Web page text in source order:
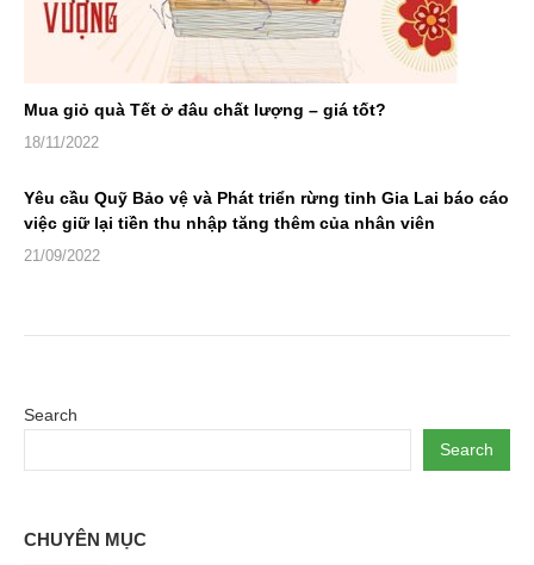
Mua giỏ quà Tết ở đâu chất lượng – giá tốt?
18/11/2022
Yêu cầu Quỹ Bảo vệ và Phát triển rừng tỉnh Gia Lai báo cáo
việc giữ lại tiền thu nhập tăng thêm của nhân viên
21/09/2022
Search
Search
CHUYÊN MỤC